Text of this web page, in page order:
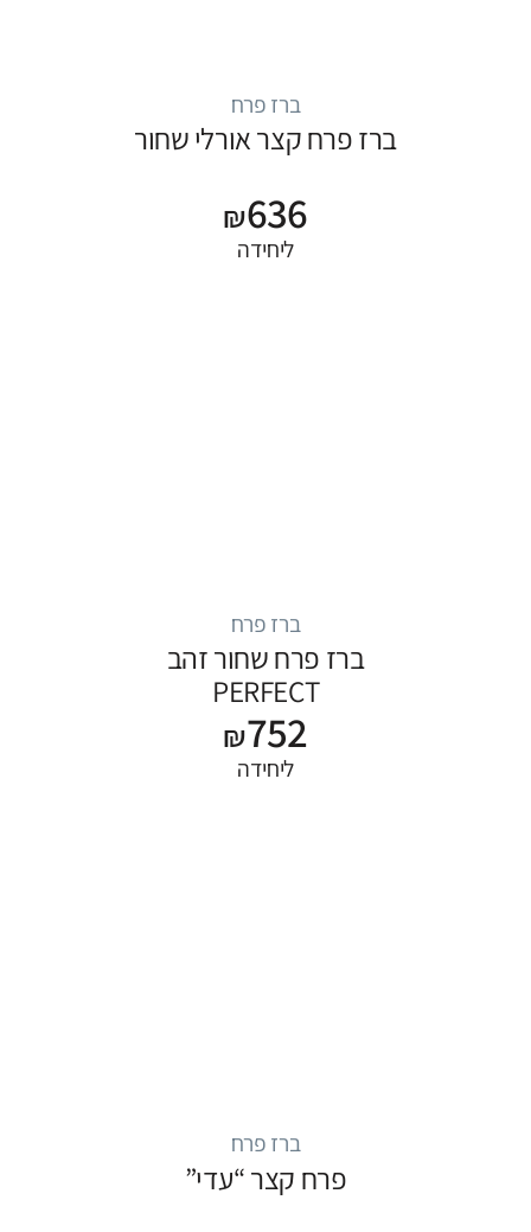
ברז פרח
ברז פרח קצר אורלי שחור
₪636
ליחידה
ברז פרח
ברז פרח שחור זהב
PERFECT
₪752
ליחידה
ברז פרח
פרח קצר “עדי”